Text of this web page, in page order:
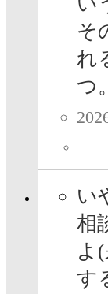
そ
れ
つ。
い
相
よ
す